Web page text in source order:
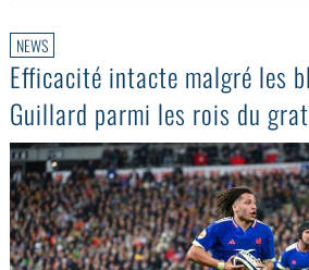
NEWS
Efficacité intacte malgré les
Guillard parmi les rois du